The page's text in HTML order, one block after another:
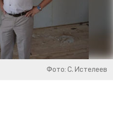
Фото: С. Истелеев